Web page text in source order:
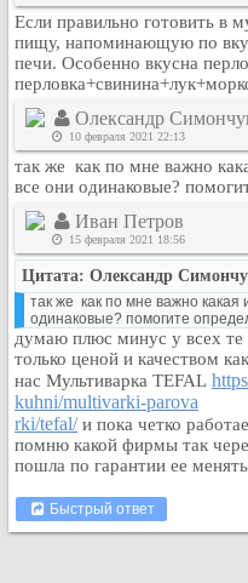
Если правильно готовить в
пищу, напоминающую по
печи. Особенно вкусна
Олександр
10 февраля 2021 22:13
так же как по мне важно
все они одинаковые?
Иван Петров
15 февраля 2021 18:56
Цитата: Олександр
так же как по мне важно какая
одинаковые? помогите
думаю плюс минус у всех
только ценой и качеством
нас Мультиварка TEFAL
kuhni/multivarki-parova
rki/tefal/и пока четко
помню какой фирмы так
пошла по гарантии ее менять
Быстрый ответ